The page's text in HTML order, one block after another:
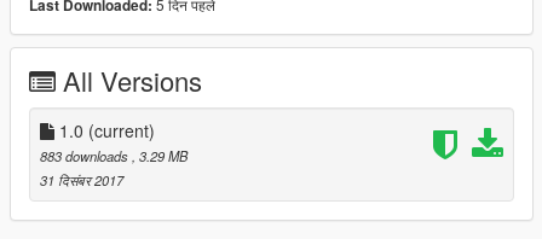
Last Downloaded: 5 दिन पहले
All Versions
1.0 (current)
883 downloads, 3.29 MB
31 दिसंबर 2017